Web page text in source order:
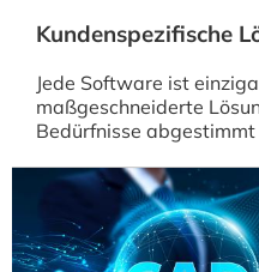
Kundenspezifische
Jede Software ist
maßgeschneiderte
Bedürfnisse abgestimmt